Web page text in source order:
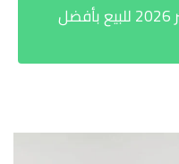
تصفح سيارات تويوتا فورتشير 2026 للبيع بأفضل